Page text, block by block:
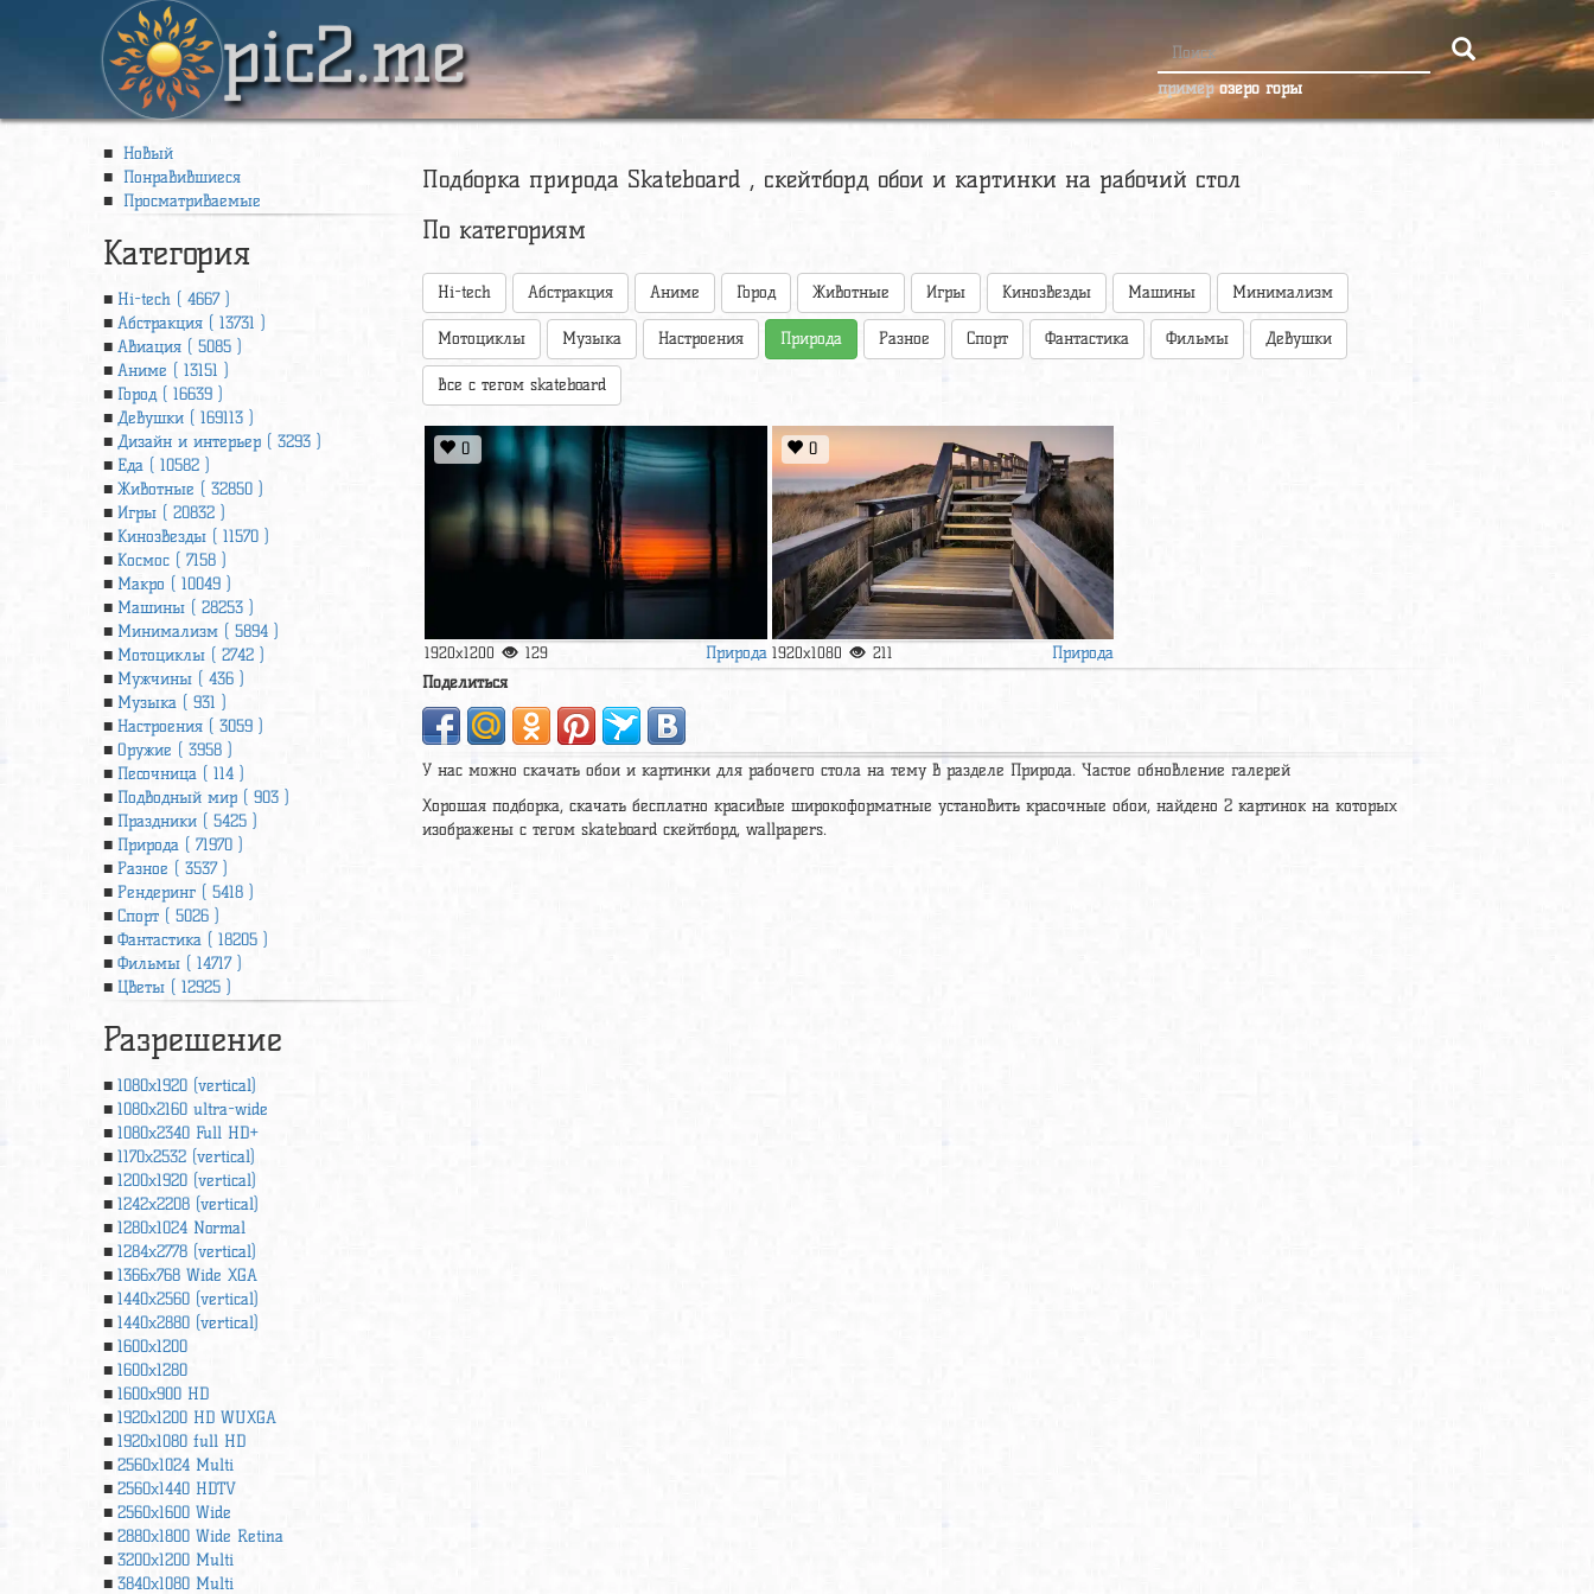
pic2.me примерозеро горы
Новый
Понравившиеся
Просматриваемые
Категория
Hi-tech ( 4667 )
Абстракция ( 13731 )
Авиация ( 5085 )
Аниме ( 13151 )
Город ( 16639 )
Девушки ( 169113 )
Дизайн и интерьер ( 3293 )
Еда ( 10582 )
Животные ( 32850 )
Игры ( 20832 )
Кинозвезды ( 11570 )
Космос ( 7158 )
Макро ( 10049 )
Машины ( 28253 )
Минимализм ( 5894 )
Мотоциклы ( 2742 )
Мужчины ( 436 )
Музыка ( 931 )
Настроения ( 3059 )
Оружие ( 3958 )
Песочница ( 114 )
Подводный мир ( 903 )
Праздники ( 5425 )
Природа ( 71970 )
Разное ( 3537 )
Рендеринг ( 5418 )
Спорт ( 5026 )
Фантастика ( 18205 )
Фильмы ( 14717 )
Цветы ( 12925 )
Разрешение
1080x1920 (vertical)
1080x2160 ultra-wide
1080x2340 Full HD+
1170x2532 (vertical)
1200x1920 (vertical)
1242x2208 (vertical)
1280x1024 Normal
1284x2778 (vertical)
1366х768 Wide XGA
1440x2560 (vertical)
1440x2880 (vertical)
1600x1200
1600x1280
1600x900 HD
1920x1200 HD WUXGA
1920х1080 full HD
2560x1024 Multi
2560x1440 HDTV
2560x1600 Wide
2880x1800 Wide Retina
3200x1200 Multi
3840x1080 Multi
Подборка природа Skateboard , скейтборд обои и картинки на рабочий стол
По категориям
Hi-tech Абстракция Аниме Город Животные Игры Кинозвезды Машины Минимализм
Мотоциклы Музыка Настроения Природа Разное Спорт Фантастика Фильмы Девушки
Все с тегом skateboard
0
1920x1200 129 Природа
0
1920x1080 211
Природа
Поделиться
У нас можно скачать обои и картинки для рабочего стола на тему в разделе Природа. Частое обновление галерей
Хорошая подборка, скачать бесплатно красивые широкоформатные установить красочные обои, найдено 2 картинок на которых
изображены c тегом skateboard скейтборд, wallpapers.